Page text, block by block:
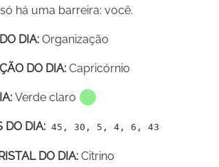
há uma barreira: você.
DIA: Organização
DO DIA: Capricórnio
Verde claro
DO DIA: 45, 30, 5, 4, 6, 43
DO DIA: Citrino